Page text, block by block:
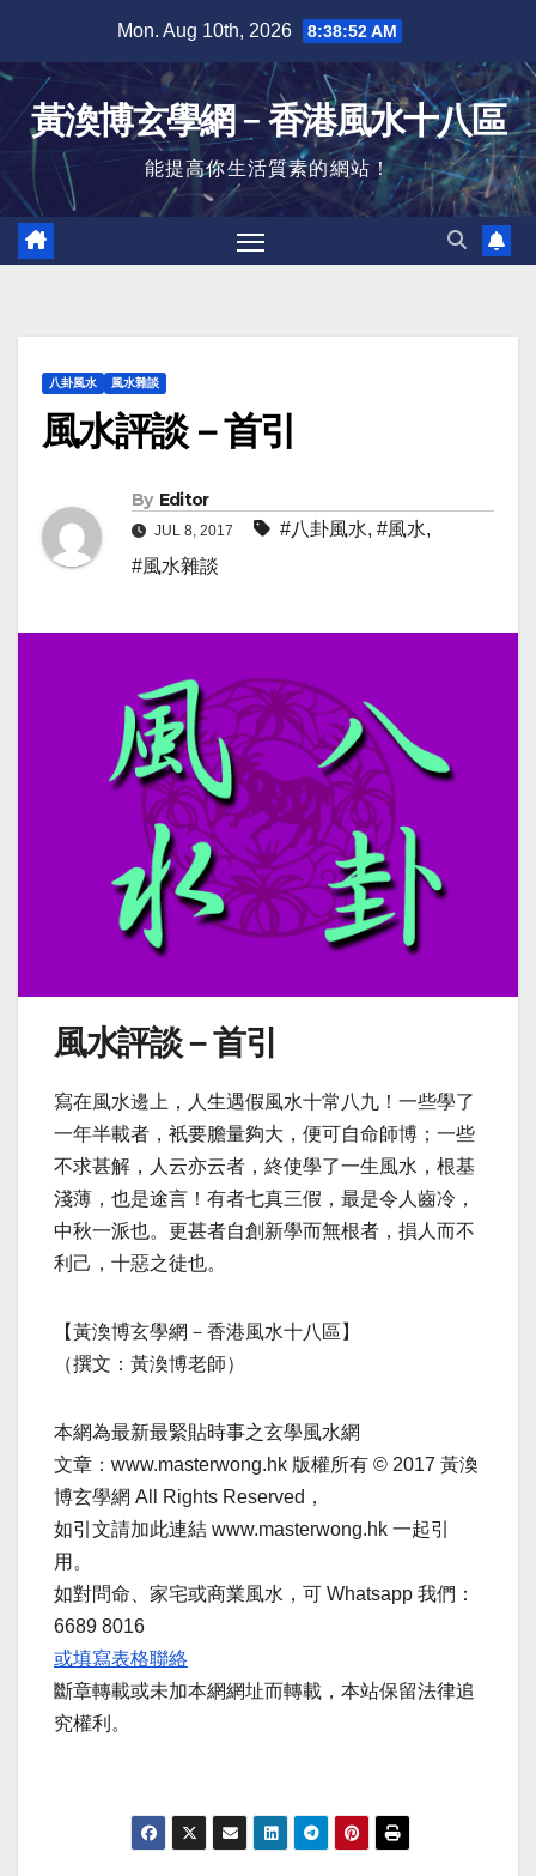
content
Mon. Aug 10th, 2026 8:38:52 AM
黃渙博玄學網﹣香港風水十八區
能提高你生活質素的網站！
八卦風水 風水雜談
風水評談－首引
By Editor
JUL 8, 2017 #八卦風水, #風水,
#風水雜談
風水評談－首引
寫在風水邊上，人生遇假風水十常八九！一些學了
一年半載者，衹要膽量夠大，便可自命師博；一些
不求甚解，人云亦云者，終使學了一生風水，根基
淺薄，也是途言！有者七真三假，最是令人齒冷，
中秋一派也。更甚者自創新學而無根者，損人而不
利己，十惡之徒也。
【黃渙博玄學網－香港風水十八區】
（撰文：黃渙博老師）
本網為最新最緊貼時事之玄學風水網
文章：www.masterwong.hk 版權所有 © 2017 黃渙
博玄學網 All Rights Reserved，
如引文請加此連結 www.masterwong.hk 一起引
用。
如對問命、家宅或商業風水，可 Whatsapp 我們：
6689 8016
或填寫表格聯絡
斷章轉載或未加本網網址而轉載，本站保留法律追
究權利。